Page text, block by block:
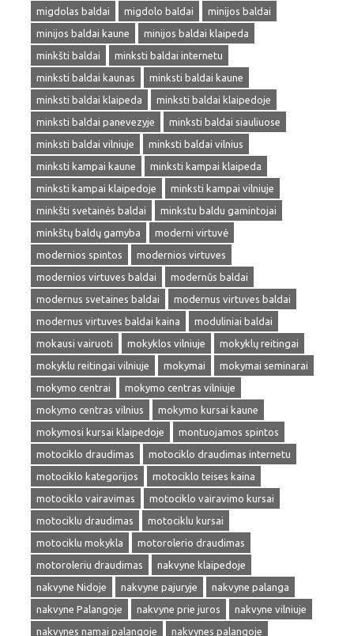
migdolas baldai
migdolo baldai
minijos baldai
minijos baldai kaune
minijos baldai klaipeda
minkšti baldai
minksti baldai internetu
minksti baldai kaunas
minksti baldai kaune
minksti baldai klaipeda
minksti baldai klaipedoje
minksti baldai panevezyje
minksti baldai siauliuose
minksti baldai vilniuje
minksti baldai vilnius
minksti kampai kaune
minksti kampai klaipeda
minksti kampai klaipedoje
minksti kampai vilniuje
minkšti svetainės baldai
minkstu baldu gamintojai
minkštų baldų gamyba
moderni virtuvė
modernios spintos
modernios virtuves
modernios virtuves baldai
modernūs baldai
modernus svetaines baldai
modernus virtuves baldai
modernus virtuves baldai kaina
moduliniai baldai
mokausi vairuoti
mokyklos vilniuje
mokyklų reitingai
mokyklu reitingai vilniuje
mokymai
mokymai seminarai
mokymo centrai
mokymo centras vilniuje
mokymo centras vilnius
mokymo kursai kaune
mokymosi kursai klaipedoje
montuojamos spintos
motociklo draudimas
motociklo draudimas internetu
motociklo kategorijos
motociklo teises kaina
motociklo vairavimas
motociklo vairavimo kursai
motociklu draudimas
motociklu kursai
motociklu mokykla
motorolerio draudimas
motoroleriu draudimas
nakvyne klaipedoje
nakvyne Nidoje
nakvyne pajuryje
nakvyne palanga
nakvyne Palangoje
nakvyne prie juros
nakvyne vilniuje
nakvynes namai palangoje
nakvynes palangoje